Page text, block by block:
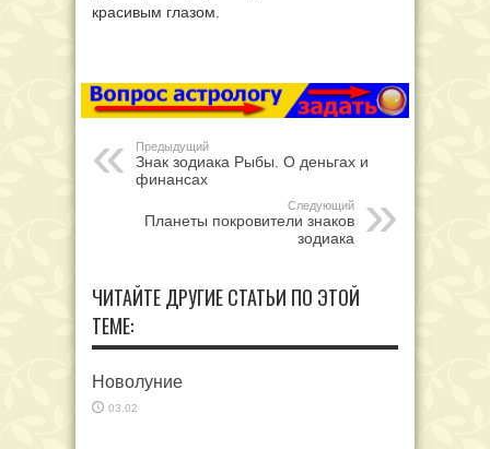
красивым глазом.
Предыдущий
Знак зодиака Рыбы. О деньгах и
финансах
Следующий
Планеты покровители знаков
зодиака
ЧИТАЙТЕ ДРУГИЕ СТАТЬИ ПО ЭТОЙ
ТЕМЕ:
Новолуние
03.02